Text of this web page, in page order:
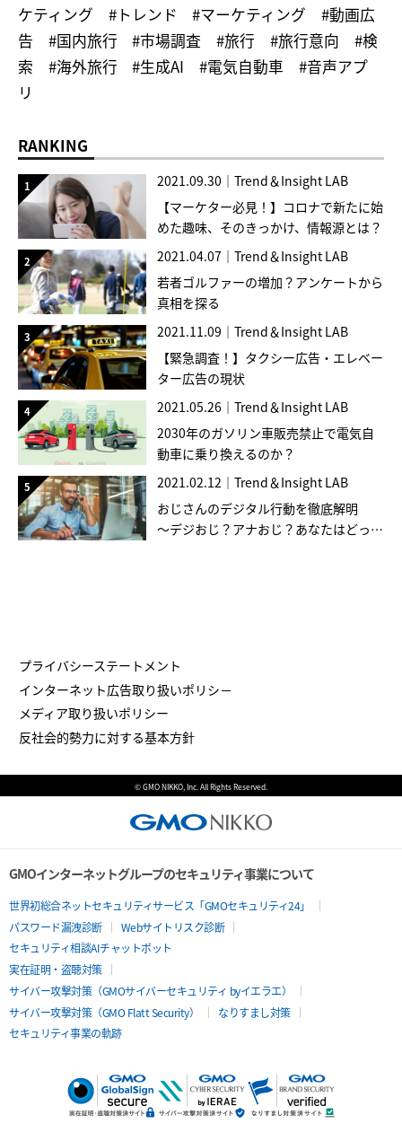
ケティング
#トレンド #マーケティング
#動画広
告
#国内旅行 #市場調査 #旅行 #旅行意向
#検
索
#海外旅行 #生成AI #電気自動車
#音声アプ
リ
RANKING
2021.09.30 ｜ Trend＆Insight LAB
【マーケター必見！】コロナで新たに始
めた趣味、そのきっかけ、情報源とは？
2021.04.07｜ Trend＆Insight LAB
若者ゴルファーの増加？アンケートから
真相を探る
2021.11.09 ｜ Trend＆Insight LAB
【緊急調査！】タクシー広告・エレベー
ター広告の現状
2021.05.26｜ Trend＆Insight LAB
2030年のガソリン車販売禁止で電気自
動車に乗り換えるのか？
2021.02.12 ｜ Trend＆Insight LAB
おじさんのデジタル行動を徹底解明
～デジおじ？アナおじ？あなたはどっ
プライバシーステートメント
インターネット広告取り扱いポリシ－
メディア取り扱いポリシー
反社会的勢力に対する基本方針
© GMO NIKKO, Inc. All Rights Reserved.
GMOインターネットグループのセキュリティ事業について
世界初総合ネットセキュリティサービス「GMOセキュリティ24」
パスワード漏洩診断
Webサイトリスク診断
セキュリティ相談AIチャットボット
実在証明・盗聴対策
サイバー攻撃対策（GMOサイバーセキュリティ byイエラエ）
サイバー攻撃対策（GMO Flatt Security）
なりすまし対策
セキュリティ事業の軌跡